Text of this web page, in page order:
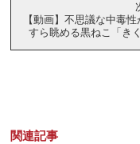
【動画】不思議な中毒
すら眺める黒ねこ「き
関連記事